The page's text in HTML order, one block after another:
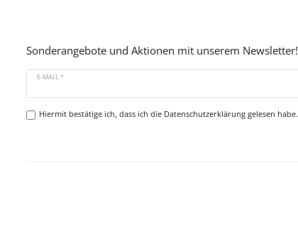
Sonderangebote und Aktionen mit unserem Newsletter!
E-MAIL *
Hiermit bestätige ich, dass ich die Datenschutzerklärunggelesen habe.